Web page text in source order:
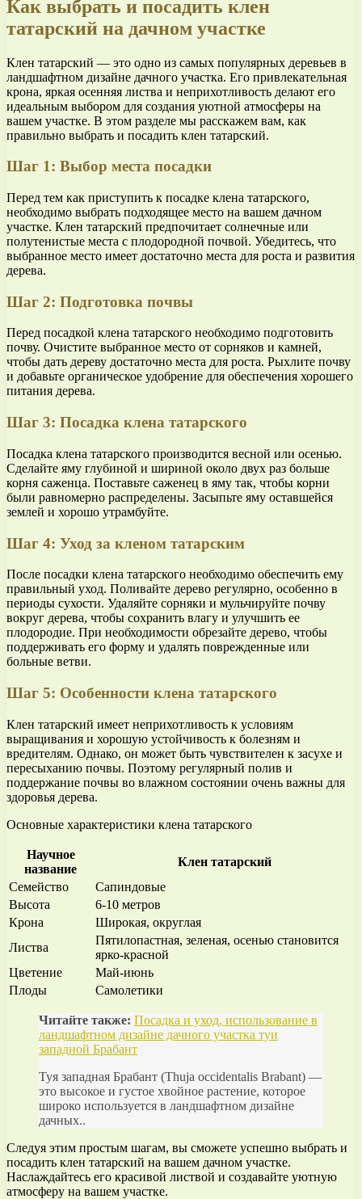
Как выбрать и посадить клен
татарский на дачном участке
Клен татарский — это одно из самых популярных деревьев в
ландшафтном дизайне дачного участка. Его привлекательная
крона, яркая осенняя листва и неприхотливость делают его
идеальным выбором для создания уютной атмосферы на
вашем участке. В этом разделе мы расскажем вам, как
правильно выбрать и посадить клен татарский.
Шаг 1: Выбор места посадки
Перед тем как приступить к посадке клена татарского,
необходимо выбрать подходящее место на вашем дачном
участке. Клен татарский предпочитает солнечные или
полутенистые места с плодородной почвой. Убедитесь, что
выбранное место имеет достаточно места для роста и развития
дерева.
Шаг 2: Подготовка почвы
Перед посадкой клена татарского необходимо подготовить
почву. Очистите выбранное место от сорняков и камней,
чтобы дать дереву достаточно места для роста. Рыхлите почву
и добавьте органическое удобрение для обеспечения хорошего
питания дерева.
Шаг 3: Посадка клена татарского
Посадка клена татарского производится весной или осенью.
Сделайте яму глубиной и шириной около двух раз больше
корня саженца. Поставьте саженец в яму так, чтобы корни
были равномерно распределены. Засыпьте яму оставшейся
землей и хорошо утрамбуйте.
Шаг 4: Уход за кленом татарским
После посадки клена татарского необходимо обеспечить ему
правильный уход. Поливайте дерево регулярно, особенно в
периоды сухости. Удаляйте сорняки и мульчируйте почву
вокруг дерева, чтобы сохранить влагу и улучшить ее
плодородие. При необходимости обрезайте дерево, чтобы
поддерживать его форму и удалять поврежденные или
больные ветви.
Шаг 5: Особенности клена татарского
Клен татарский имеет неприхотливость к условиям
выращивания и хорошую устойчивость к болезням и
вредителям. Однако, он может быть чувствителен к засухе и
пересыханию почвы. Поэтому регулярный полив и
поддержание почвы во влажном состоянии очень важны для
здоровья дерева.
Основные характеристики клена татарского
Научное
название
Клен татарский
Семейство
Сапиндовые
Высота
6-10 метров
Крона
Широкая, округлая
Листва
Пятилопастная, зеленая, осенью становится
ярко-красной
Цветение
Май-июнь
Плоды
Самолетики
Читайте также: Посадка и уход, использование в
ландшафтном дизайне дачного участка туи
западной Брабант
Туя западная Брабант (Thuja occidentalis Brabant) —
это высокое и густое хвойное растение, которое
широко используется в ландшафтном дизайне
дачных..
Следуя этим простым шагам, вы сможете успешно выбрать и
посадить клен татарский на вашем дачном участке.
Наслаждайтесь его красивой листвой и создавайте уютную
атмосферу на вашем участке.